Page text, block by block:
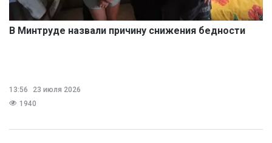
В Минтруде назвали причину снижения бедности
13:56
23 июля 2026
1940